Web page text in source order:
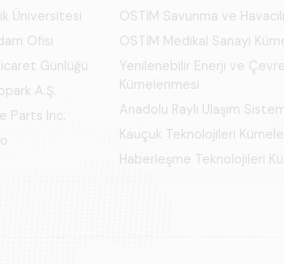
Üniversitesi
Ofisi
Günlüğü
A.Ş.
Parts Inc.
OSTİM Savunma ve
OSTİM Medikal Sanayi
Yenilenebilir Enerji ve
Kümelenmesi
Anadolu Raylı Ulaşım
Kauçuk Teknolojileri
Haberleşme Teknolojileri